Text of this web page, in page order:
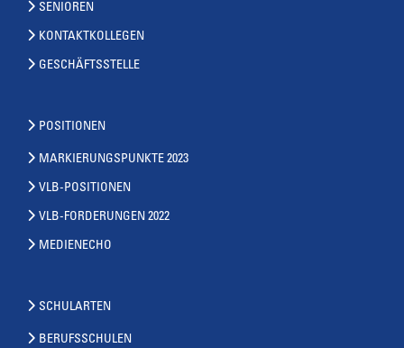
SENIOREN
KONTAKTKOLLEGEN
GESCHÄFTSSTELLE
POSITIONEN
MARKIERUNGSPUNKTE 2023
VLB-POSITIONEN
VLB-FORDERUNGEN 2022
MEDIENECHO
SCHULARTEN
BERUFSSCHULEN